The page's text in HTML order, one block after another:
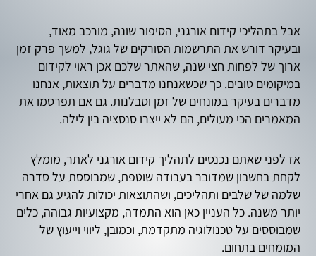
אבל בתהליכי קידום אורגני, הסיפור שונה, מורכב מאוד,
ובעיקר דורש את התרשמות הסורקים של גוגל, למשך פרק זמן
ארוך של לפחות חצי שנה, שהאתר שלכם אכן ראוי לקידום
במיקומים טובים. כך שכשאנחנו מדברים על תוצאות, אנחנו
מדברים בעיקר במונחים של זמן וסבלנות. גם אם תפרסמו את
המאמרים הכי מעולים, הם לא ייצרו סנסציה בין לילה.
אז לפני שאתם נכנסים לתהליך קידום אורגני לאתר, מומלץ
לקחת בחשבון שמדובר בעבודה שוטפת, שמבוססת על סדרה
שלמה של שלבים ותהליכים, ושהתוצאות יכולות להגיע גם אחרי
יותר משנה. כל העניין כאן הוא התמדה, מקצועיות גבוהה, כלים
שמבוססים על טכנולוגיה מתקדמת, וכמובן, ליווי וייעוץ של
המומחים בתחום.